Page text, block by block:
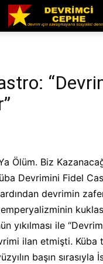
Ölüm. Biz
Devrimini Fidel
devrimin
emperyalizminin
yıkılması ile
ilan etmişti. Küba
başın sırasıyla